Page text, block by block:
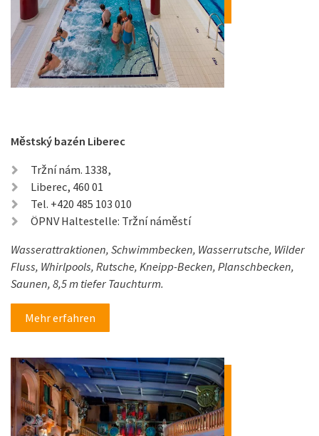
Městský bazén Liberec
Tržní nám. 1338,
Liberec, 460 01
Tel. +420 485 103 010
ÖPNV Haltestelle: Tržní náměstí
Wasserattraktionen, Schwimmbecken, Wasserrutsche, Wilder
Fluss, Whirlpools, Rutsche, Kneipp-Becken, Planschbecken,
Saunen, 8,5 m tiefer Tauchturm.
Mehr erfahren